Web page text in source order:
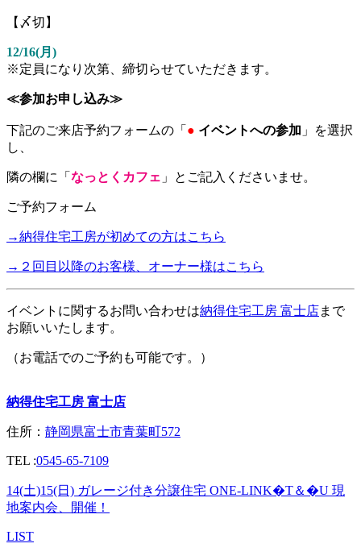
【〆切】
12/16(月)
※定員になり次第、締切らせていただきます。
≪参加お申し込み≫
下記のご来店予約フォームの「 ● イベントへの参加 」を選択
し、
隣の欄に 「 なっとくカフェ 」とご記入くださいませ。
ご予約フォーム
→納得住宅工房が初めての方はこちら
→２回目以降のお客様、オーナー様はこちら
イベントに関するお問い合わせは納得住宅工房 富士店まで
お願いいたします。
（お電話でのご予約も可能です。）
納得住宅工房 富士店
住所： 静岡県富士市青葉町572
TEL :0545-65-7109
14(土)15(日) ガレージ付き分譲住宅 ONE-LINK�T＆�U 現
地案内会、開催！
LIST